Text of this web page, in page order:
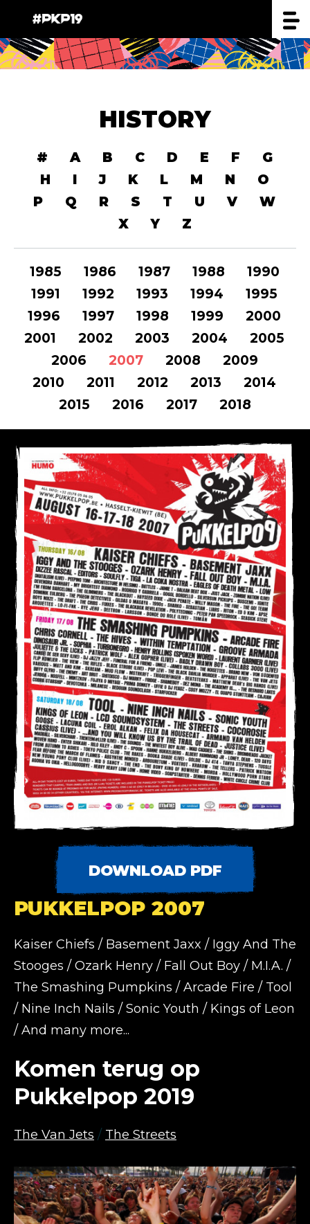
HISTORY
# A B C D E F
G
H
I J K L M N
O
P
Q R S T U V
W
X
Y Z
1985 1986 1987 1988
1990
1991
1992 1993 1994
1995
1996
1997 1998 1999
2000
2001
2002 2003 2004
2005
2006
2007 2008
2009
2010
2011 2012 2013
2014
2015
2016 2017 2018
DOWNLOAD PDF
PUKKELPOP 2007
Kaiser Chiefs / Basement Jaxx / Iggy And The
Stooges / Ozark Henry / Fall Out Boy / M.I.A. /
The Smashing Pumpkins / Arcade Fire / Tool
/ Nine Inch Nails / Sonic Youth / Kings of Leon
/ And many more...
Komen terug op
Pukkelpop 2019
The Van Jets / The Streets